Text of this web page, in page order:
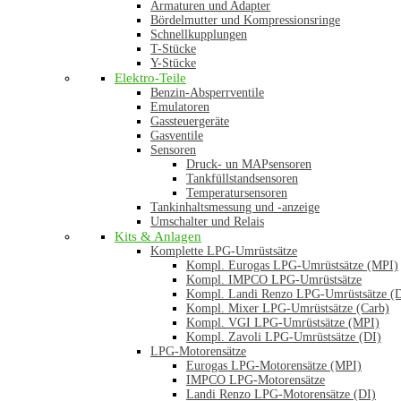
Armaturen und Adapter
Bördelmutter und Kompressionsringe
Schnellkupplungen
T-Stücke
Y-Stücke
Elektro-Teile
Benzin-Absperrventile
Emulatoren
Gassteuergeräte
Gasventile
Sensoren
Druck- un MAPsensoren
Tankfüllstandsensoren
Temperatursensoren
Tankinhaltsmessung und -anzeige
Umschalter und Relais
Kits & Anlagen
Komplette LPG-Umrüstsätze
Kompl. Eurogas LPG-Umrüstsätze (MPI)
Kompl. IMPCO LPG-Umrüstsätze
Kompl. Landi Renzo LPG-Umrüstsätze
Kompl. Mixer LPG-Umrüstsätze (Carb)
Kompl. VGI LPG-Umrüstsätze (MPI)
Kompl. Zavoli LPG-Umrüstsätze (DI)
LPG-Motorensätze
Eurogas LPG-Motorensätze (MPI)
IMPCO LPG-Motorensätze
Landi Renzo LPG-Motorensätze (DI)